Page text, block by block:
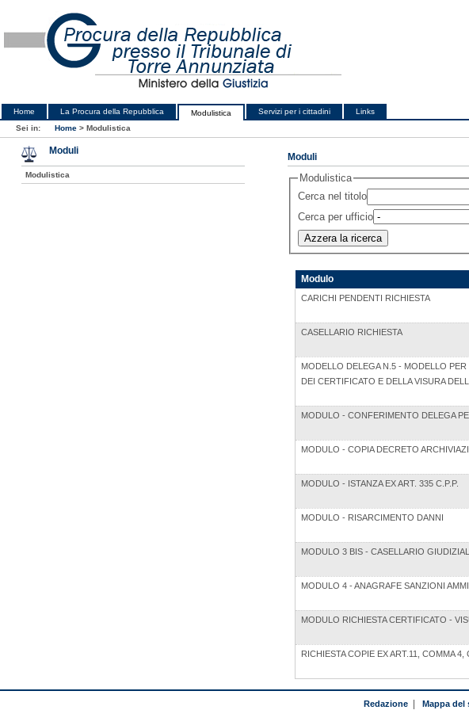
Home La Procura della Repubblica Modulistica Servizi per i cittadini
Links
Sei in:
Home > Modulistica
Moduli
Modulistica
Cerca nel titolo
Cerca per ufficio
Modulo
CARICHI PENDENTI RICHIESTA
CASELLARIO RICHIESTA
MODELLO DELEGA N.5 - MODELLO
DEI CERTIFICATO E DELLA VISURA
MODULO - CONFERIMENTO DELEGA
MODULO - COPIA DECRETO
MODULO - ISTANZA EX ART. 335 C.P.P.
MODULO - RISARCIMENTO DANNI
MODULO 3 BIS - CASELLARIO
MODULO 4 - ANAGRAFE SANZIONI
MODULO RICHIESTA CERTIFICATO -
RICHIESTA COPIE EX ART.11, COMMA 4,
Moduli
Modulistica
Redazione| Mappa del